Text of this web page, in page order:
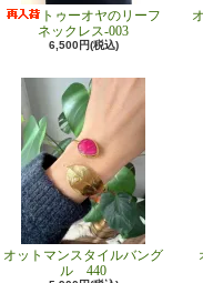
トゥーオヤのリーフ
ネックレス-003
6,500円(税込)
オットマンスタイルバング
ル 440